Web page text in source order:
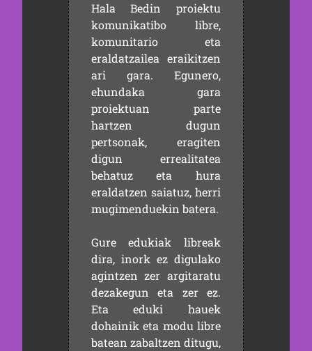
Hala Bedin proiektu
komunikatibo libre,
komunitario eta
eraldatzailea eraikitzen
ari gara. Egunero,
ehundaka gara
proiektuan parte
hartzen dugun
pertsonak, eragiten
digun errealitatea
behatuz eta hura
eraldatzen saiatuz, herri
mugimenduekin batera.
Gure edukiak libreak
dira, inork ez digulako
agintzen zer argitaratu
dezakegun eta zer ez.
Eta eduki hauek
dohainik eta modu libre
batean zabaltzen ditugu,